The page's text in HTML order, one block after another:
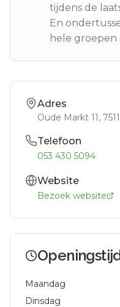
tijdens de
En
hele groepen
Adres
Oude Markt 11,
Telefoon
053 430 5094
Website
Bezoek website
Maandag
Dinsdag